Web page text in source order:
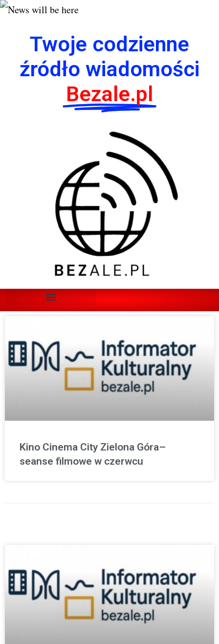
Twoje codzienne
źródło wiadomości
Bezale.pl
Kino Cinema City Zielona Góra–
seanse filmowe w czerwcu